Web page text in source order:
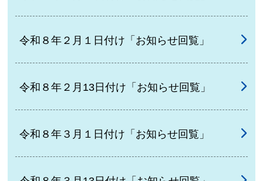
令和８年２月１日付け「お知らせ回覧」
令和８年２月13日付け「お知らせ回覧」
令和８年３月１日付け「お知らせ回覧」